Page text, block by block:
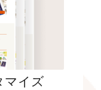
マイズ